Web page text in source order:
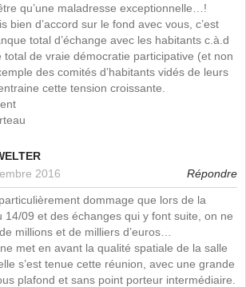
qu’une maladresse exceptionnelle…!
bien d’accord sur le fond avec vous, c’est
total d’échange avec les habitants c.à.d
total de vraie démocratie participative (et non
des comités d’habitants vidés de leurs
cette tension croissante.
2016
Répondre
dommage que lors de la
14/09 et des échanges qui y font suite, on ne
millions et de milliers d’euros…
met en avant la qualité spatiale de la salle
s’est tenue cette réunion, avec une grande
plafond et sans point porteur intermédiaire.